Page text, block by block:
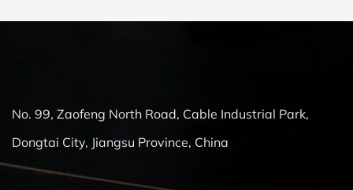
No. 99, Zaofeng North Road, Cable Industrial Park,
Dongtai City, Jiangsu Province, China